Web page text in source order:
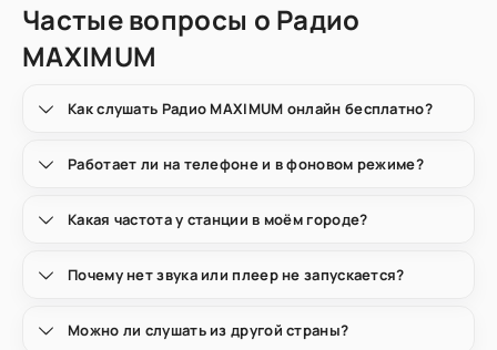
Частые вопросы о Радио
MAXIMUM
Как слушать Радио MAXIMUM онлайн бесплатно?
Работает ли на телефоне и в фоновом режиме?
Какая частота у станции в моём городе?
Почему нет звука или плеер не запускается?
Можно ли слушать из другой страны?